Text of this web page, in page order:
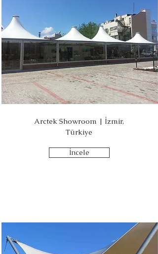
Arctek Showroom | İzmir,
Türkiye
İncele